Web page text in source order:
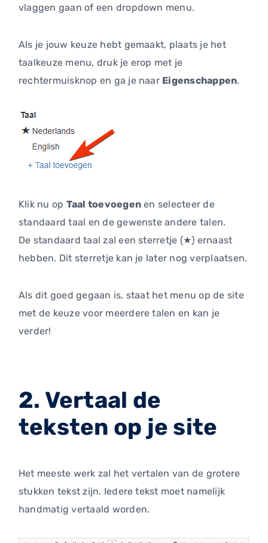
vlaggen gaan of een dropdown menu.
Als je jouw keuze hebt gemaakt, plaats je het
taalkeuze menu, druk je erop met je
rechtermuisknop en ga je naar Eigenschappen.
Klik nu op Taal toevoegen en selecteer de
standaard taal en de gewenste andere talen.
De standaard taal zal een sterretje (★) ernaast
hebben. Dit sterretje kan je later nog verplaatsen.
Als dit goed gegaan is, staat het menu op de site
met de keuze voor meerdere talen en kan je
verder!
2. Vertaal de
teksten op je site
Het meeste werk zal het vertalen van de grotere
stukken tekst zijn. Iedere tekst moet namelijk
handmatig vertaald worden.